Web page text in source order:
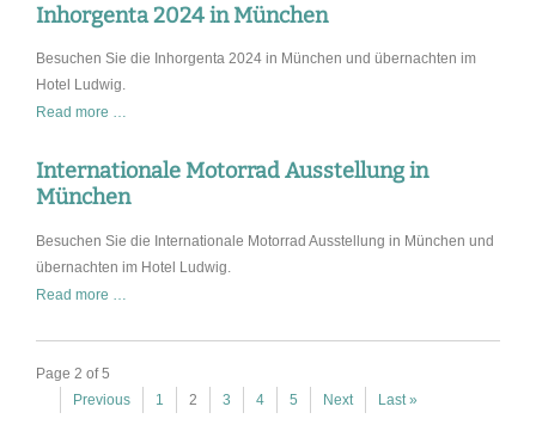
die
in
Inhorgenta 2024 in München
Besuchen Sie die Inhorgenta 2024 in München und übernachten im
Hotel Ludwig.
Read more …
in
München
Internationale Motorrad Ausstellung in
München
Besuchen Sie die Internationale Motorrad Ausstellung in München und
übernachten im Hotel Ludwig.
Read more …
Ausstellung
München
Page 2 of 5
Previous
1 2 3 4 5 Next Last »